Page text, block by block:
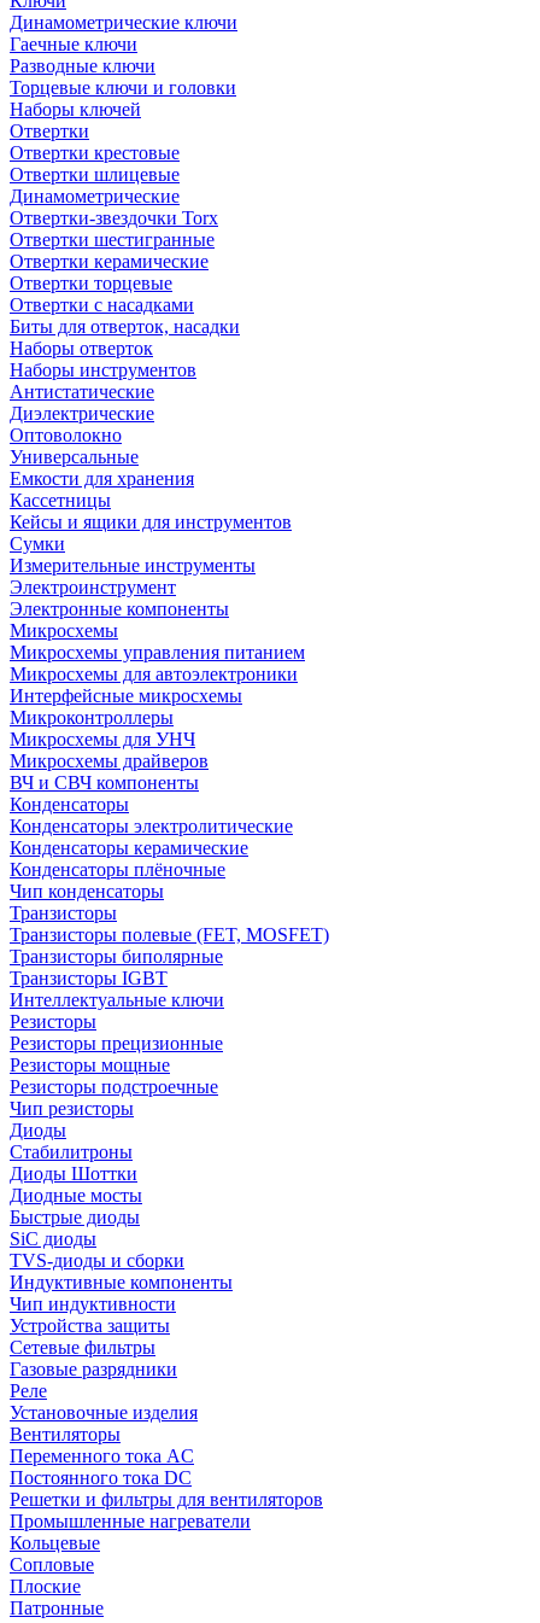
Динамометрические ключи
Гаечные ключи
Разводные ключи
Торцевые ключи и головки
Наборы ключей
Отвертки
Отвертки крестовые
Отвертки шлицевые
Динамометрические
Отвертки-звездочки Torx
Отвертки шестигранные
Отвертки керамические
Отвертки торцевые
Отвертки с насадками
Биты для отверток, насадки
Наборы отверток
Наборы инструментов
Антистатические
Диэлектрические
Оптоволокно
Универсальные
Емкости для хранения
Кассетницы
Кейсы и ящики для инструментов
Сумки
Измерительные инструменты
Электроинструмент
Электронные компоненты
Микросхемы
Микросхемы управления питанием
Микросхемы для автоэлектроники
Интерфейсные микросхемы
Микроконтроллеры
Микросхемы для УНЧ
Микросхемы драйверов
ВЧ и СВЧ компоненты
Конденсаторы
Конденсаторы электролитические
Конденсаторы керамические
Конденсаторы плёночные
Чип конденсаторы
Транзисторы
Транзисторы полевые (FET, MOSFET)
Транзисторы биполярные
Транзисторы IGBT
Интеллектуальные ключи
Резисторы
Резисторы прецизионные
Резисторы мощные
Резисторы подстроечные
Чип резисторы
Диоды
Стабилитроны
Диоды Шоттки
Диодные мосты
Быстрые диоды
SiC диоды
TVS-диоды и сборки
Индуктивные компоненты
Чип индуктивности
Устройства защиты
Сетевые фильтры
Газовые разрядники
Реле
Установочные изделия
Вентиляторы
Переменного тока AC
Постоянного тока DC
Решетки и фильтры для вентиляторов
Промышленные нагреватели
Кольцевые
Сопловые
Плоские
Патронные